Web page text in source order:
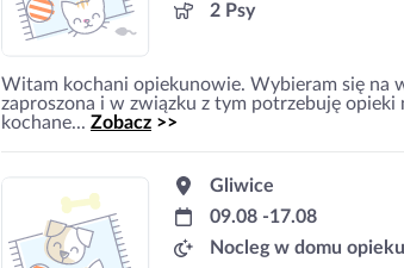
2 Psy
Witam kochani opiekunowie. Wybieram się na
zaproszona i w związku z tym potrzebuję
kochane... Zobacz >>
Gliwice
09.08 -17.08
Nocleg w domu